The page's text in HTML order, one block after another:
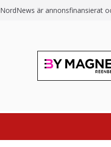
NordNews är annonsfinansierat